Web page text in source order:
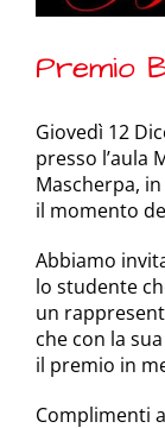
Premio
Giovedì 12
presso l’aula
Mascherpa,
il momento
Abbiamo
lo studente
un
che con la
il premio in
Complimenti